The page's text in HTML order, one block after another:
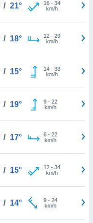
/ 21° 16- 34
km/h
/ 18° 12- 29
km/h
/ 15° 14- 33
km/h
/ 19° 9- 22
km/h
/ 17° 6- 22
km/h
/ 15° 12- 34
km/h
/ 14° 9- 24
km/h